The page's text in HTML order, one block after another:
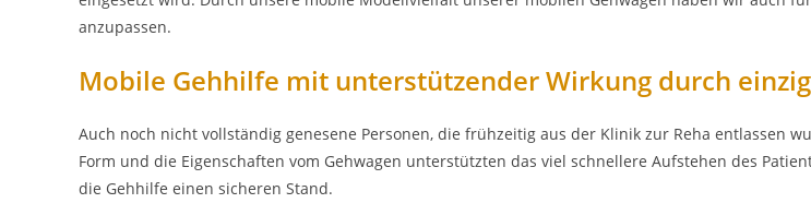
anzupassen.
Mobile Gehhilfe mit unterstützender Wirkung durch
Auch noch nicht vollständig genesene Personen, die frühzeitig aus der Klinik zur Reha entlassen
Form und die Eigenschaften vom Gehwagen unterstützten das viel schnellere Aufstehen des
die Gehhilfe einen sicheren Stand.